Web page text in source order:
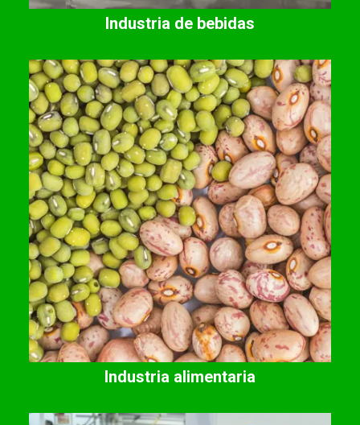
Industria de bebidas
Industria alimentaria